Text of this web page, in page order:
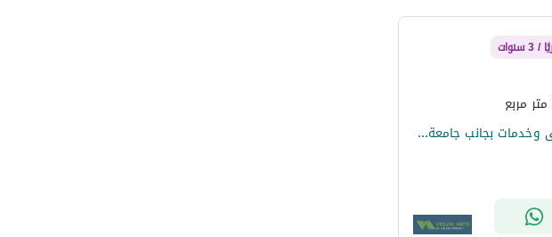
3 غرف تقسيمة مميزة تانى مطل دولى وخدمات بجانب جامعة حورس